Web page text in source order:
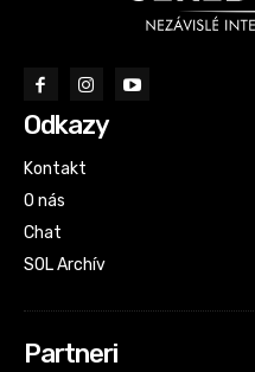
Odkazy
Kontakt
O nás
Chat
SOL Archív
Partneri